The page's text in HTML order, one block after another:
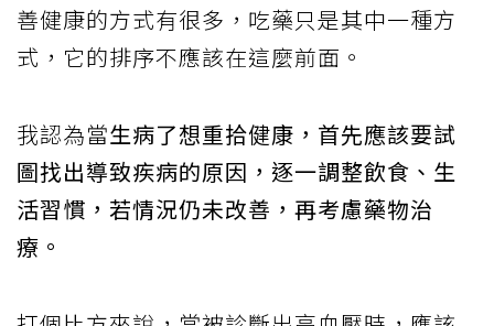
善健康的方式有很多，吃藥只是其中一種方
式，它的排序不應該在這麼前面。
我認為當生病了想重拾健康，首先應該要試
圖找出導致疾病的原因，逐一調整飲食、生
活習慣，若情況仍未改善，再考慮藥物治
療。